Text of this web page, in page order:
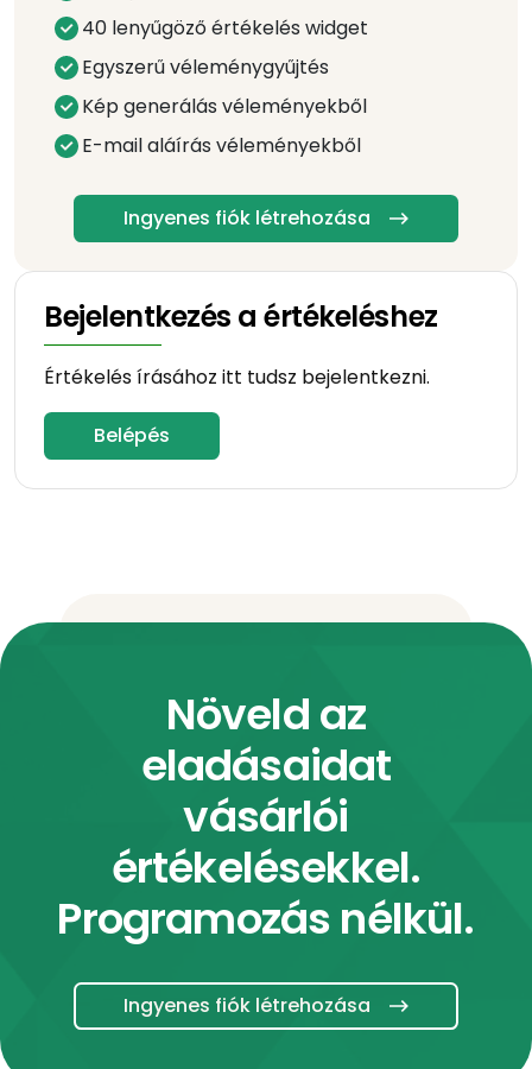
40 lenyűgöző értékelés widget
Egyszerű véleménygyűjtés
Kép generálás véleményekből
E-mail aláírás véleményekből
Ingyenes fiók létrehozása
Bejelentkezés a értékeléshez
Értékelés írásához itt tudsz bejelentkezni.
Belépés
Növeld az
eladásaidat
vásárlói
értékelésekkel.
Programozás nélkül.
Ingyenes fiók létrehozása